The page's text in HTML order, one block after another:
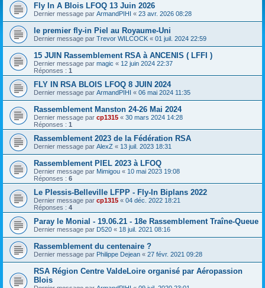
Fly In A Blois LFOQ 13 Juin 2026
Dernier message par ArmandPIHI « 23 avr. 2026 08:28
le premier fly-in Piel au Royaume-Uni
Dernier message par Trevor WILCOCK « 01 juil. 2024 22:59
15 JUIN Rassemblement RSA à ANCENIS ( LFFI )
Dernier message par magic « 12 juin 2024 22:37
Réponses : 1
FLY IN RSA BLOIS LFOQ 8 JUIN 2024
Dernier message par ArmandPIHI « 06 mai 2024 11:35
Rassemblement Manston 24-26 Mai 2024
Dernier message par cp1315 « 30 mars 2024 14:28
Réponses : 1
Rassemblement 2023 de la Fédération RSA
Dernier message par AlexZ « 13 juil. 2023 18:31
Rassemblement PIEL 2023 à LFOQ
Dernier message par Mimigou « 10 mai 2023 19:08
Réponses : 6
Le Plessis-Belleville LFPP - Fly-In Biplans 2022
Dernier message par cp1315 « 04 déc. 2022 18:21
Réponses : 4
Paray le Monial - 19.06.21 - 18e Rassemblement Traîne-Queue
Dernier message par D520 « 18 juil. 2021 08:16
Rassemblement du centenaire ?
Dernier message par Philippe Dejean « 27 févr. 2021 09:28
RSA Région Centre ValdeLoire organisé par Aéropassion
Blois